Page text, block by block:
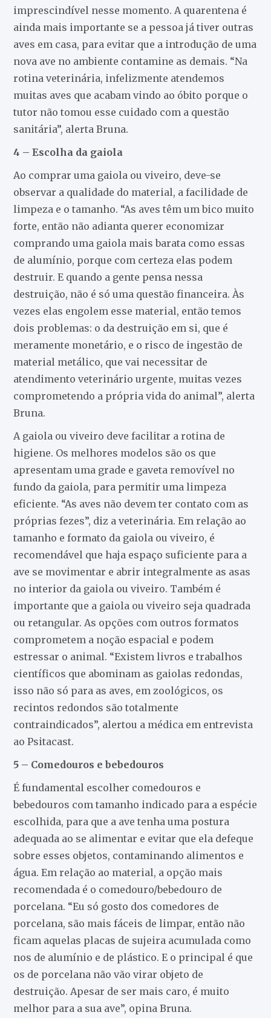
imprescindível nesse momento. A quarentena é
ainda mais importante se a pessoa já tiver outras
aves em casa, para evitar que a introdução de uma
nova ave no ambiente contamine as demais. “Na
rotina veterinária, infelizmente atendemos
muitas aves que acabam vindo ao óbito porque o
tutor não tomou esse cuidado com a questão
sanitária”, alerta Bruna.
4 – Escolha da gaiola
Ao comprar uma gaiola ou viveiro, deve-se
observar a qualidade do material, a facilidade de
limpeza e o tamanho. “As aves têm um bico muito
forte, então não adianta querer economizar
comprando uma gaiola mais barata como essas
de alumínio, porque com certeza elas podem
destruir. E quando a gente pensa nessa
destruição, não é só uma questão financeira. Às
vezes elas engolem esse material, então temos
dois problemas: o da destruição em si, que é
meramente monetário, e o risco de ingestão de
material metálico, que vai necessitar de
atendimento veterinário urgente, muitas vezes
comprometendo a própria vida do animal”, alerta
Bruna.
A gaiola ou viveiro deve facilitar a rotina de
higiene. Os melhores modelos são os que
apresentam uma grade e gaveta removível no
fundo da gaiola, para permitir uma limpeza
eficiente. “As aves não devem ter contato com as
próprias fezes”, diz a veterinária. Em relação ao
tamanho e formato da gaiola ou viveiro, é
recomendável que haja espaço suficiente para a
ave se movimentar e abrir integralmente as asas
no interior da gaiola ou viveiro. Também é
importante que a gaiola ou viveiro seja quadrada
ou retangular. As opções com outros formatos
comprometem a noção espacial e podem
estressar o animal. “Existem livros e trabalhos
científicos que abominam as gaiolas redondas,
isso não só para as aves, em zoológicos, os
recintos redondos são totalmente
contraindicados”, alertou a médica em entrevista
ao Psitacast.
5 – Comedouros e bebedouros
É fundamental escolher comedouros e
bebedouros com tamanho indicado para a espécie
escolhida, para que a ave tenha uma postura
adequada ao se alimentar e evitar que ela defeque
sobre esses objetos, contaminando alimentos e
água. Em relação ao material, a opção mais
recomendada é o comedouro/bebedouro de
porcelana. “Eu só gosto dos comedores de
porcelana, são mais fáceis de limpar, então não
ficam aquelas placas de sujeira acumulada como
nos de alumínio e de plástico. E o principal é que
os de porcelana não vão virar objeto de
destruição. Apesar de ser mais caro, é muito
melhor para a sua ave”, opina Bruna.